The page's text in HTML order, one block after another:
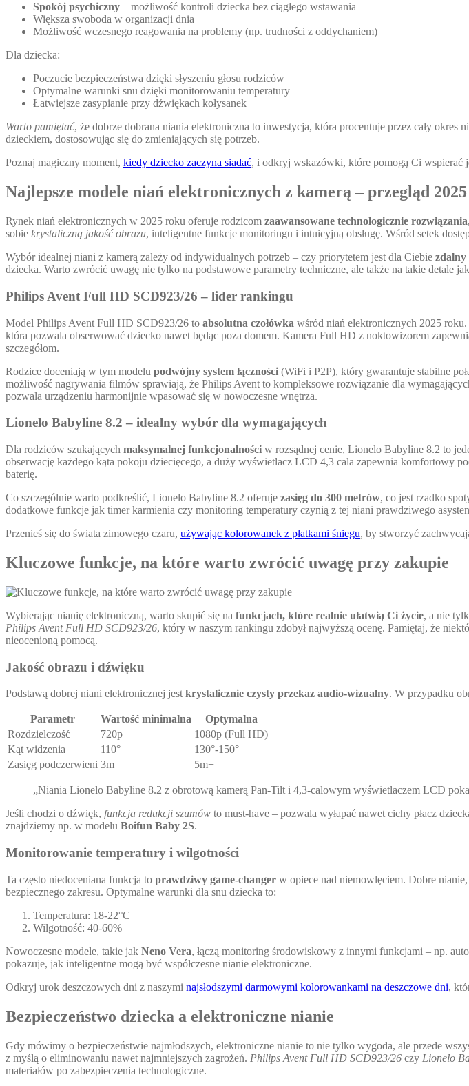
Spokój psychiczny – możliwość kontroli dziecka bez ciągłego wstawania
Większa swoboda w organizacji dnia
Możliwość wczesnego reagowania na problemy (np. trudności z oddychaniem)
Dla dziecka:
Poczucie bezpieczeństwa dzięki słyszeniu głosu rodziców
Optymalne warunki snu dzięki monitorowaniu temperatury
Łatwiejsze zasypianie przy dźwiękach kołysanek
Warto pamiętać, że dobrze dobrana niania elektroniczna to inwestycja, która procentuje przez cały
dzieckiem, dostosowując się do zmieniających się potrzeb.
Poznaj magiczny moment, kiedy dziecko zaczyna siadać, i odkryj wskazówki, które pomogą Ci wspierać
Najlepsze modele niań elektronicznych z kamerą – przegląd 2025
Rynek niań elektronicznych w 2025 roku oferuje rodzicom zaawansowane technologicznie rozwiązania
sobie krystaliczną jakość obrazu, inteligentne funkcje monitoringu i intuicyjną obsługę. Wśród setek
Wybór idealnej niani z kamerą zależy od indywidualnych potrzeb – czy priorytetem jest dla Ciebie zdalny
dziecka. Warto zwrócić uwagę nie tylko na podstawowe parametry techniczne, ale także na takie detale
Philips Avent Full HD SCD923/26 – lider rankingu
Model Philips Avent Full HD SCD923/26 to absolutna czołówka wśród niań elektronicznych 2025
która pozwala obserwować dziecko nawet będąc poza domem. Kamera Full HD z noktowizorem
szczegółom.
Rodzice doceniają w tym modelu podwójny system łączności (WiFi i P2P), który gwarantuje stabilne
możliwość nagrywania filmów sprawiają, że Philips Avent to kompleksowe rozwiązanie dla
pozwala urządzeniu harmonijnie wpasować się w nowoczesne wnętrza.
Lionelo Babyline 8.2 – idealny wybór dla wymagających
Dla rodziców szukających maksymalnej funkcjonalności w rozsądnej cenie, Lionelo Babyline 8.2 to
obserwację każdego kąta pokoju dziecięcego, a duży wyświetlacz LCD 4,3 cala zapewnia komfortowy
baterię.
Co szczególnie warto podkreślić, Lionelo Babyline 8.2 oferuje zasięg do 300 metrów, co jest rzadko
dodatkowe funkcje jak timer karmienia czy monitoring temperatury czynią z tej niani prawdziwego
Przenieś się do świata zimowego czaru, używając kolorowanek z płatkami śniegu, by stworzyć
Kluczowe funkcje, na które warto zwrócić uwagę przy zakupie
Wybierając nianię elektroniczną, warto skupić się na funkcjach, które realnie ułatwią Ci życie, a nie
Philips Avent Full HD SCD923/26, który w naszym rankingu zdobył najwyższą ocenę. Pamiętaj, że
nieocenioną pomocą.
Jakość obrazu i dźwięku
Podstawą dobrej niani elektronicznej jest krystalicznie czysty przekaz audio-wizualny. W przypadku
Parametr Wartość minimalna
Optymalna
Rozdzielczość
720p
1080p (Full HD)
Kąt widzenia
110°
130°-150°
Zasięg podczerwieni 3m 5m+
„Niania Lionelo Babyline 8.2 z obrotową kamerą Pan-Tilt i 4,3-calowym wyświetlaczem LCD
Jeśli chodzi o dźwięk, funkcja redukcji szumów to must-have – pozwala wyłapać nawet cichy płacz
znajdziemy np. w modelu Boifun Baby 2S.
Monitorowanie temperatury i wilgotności
Ta często niedoceniana funkcja to prawdziwy game-changer w opiece nad niemowlęciem. Dobre
bezpiecznego zakresu. Optymalne warunki dla snu dziecka to:
Temperatura: 18-22°C
Wilgotność: 40-60%
Nowoczesne modele, takie jak Neno Vera, łączą monitoring środowiskowy z innymi funkcjami – np.
pokazuje, jak inteligentne mogą być współczesne nianie elektroniczne.
Odkryj urok deszczowych dni z naszymi najsłodszymi darmowymi kolorowankami na deszczowe dni,
Bezpieczeństwo dziecka a elektroniczne nianie
Gdy mówimy o bezpieczeństwie najmłodszych, elektroniczne nianie to nie tylko wygoda, ale przede
z myślą o eliminowaniu nawet najmniejszych zagrożeń. Philips Avent Full HD SCD923/26 czy Lionelo
materiałów po zabezpieczenia technologiczne.